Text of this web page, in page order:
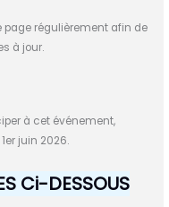
régulièrement afin de
à jour.
à cet événement,
juin 2026.
Ci-DESSOUS